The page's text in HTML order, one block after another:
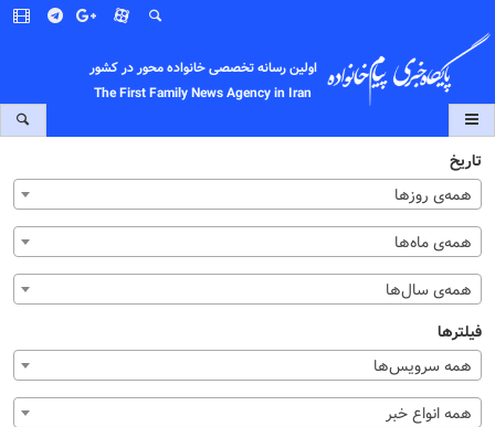
اولین رسانه تخصصی خانواده محور در کشور
The First Family News Agency in Iran
تاریخ
همه‌ی روزها
همه‌ی ماه‌ها
همه‌ی سال‌ها
فیلترها
همه سرویس‌ها
همه انواع خبر